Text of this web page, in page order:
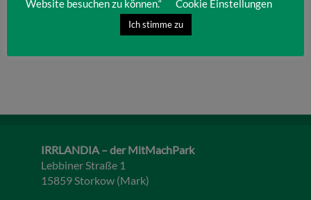
IRRLANDIA – der MitMachPark
Lebbiner Straße 1
15859 Storkow (Mark)
Website besuchen zu können.“
Cookie Einstellungen
Ich stimme zu